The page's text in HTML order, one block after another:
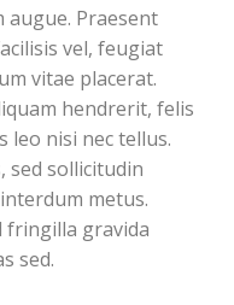
Praesent
vel, feugiat
vitae placerat.
hendrerit, felis
leo nisi nec tellus.
sed sollicitudin
metus.
fringilla gravida
sed.